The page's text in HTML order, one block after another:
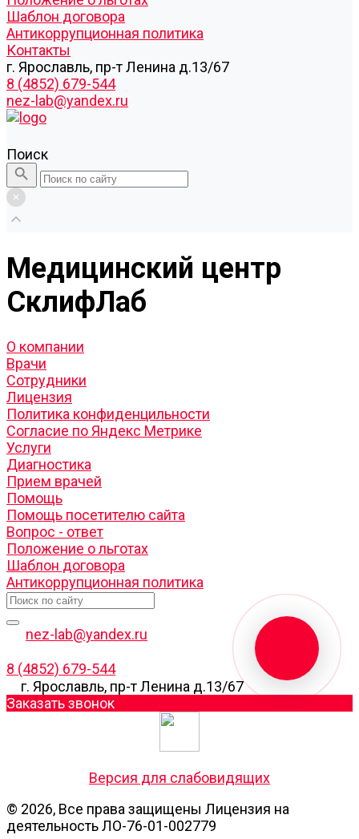
Шаблон договора
Антикоррупционная политика
Контакты
г. Ярославль, пр-т Ленина д.13/67
8 (4852) 679-544
nez-lab@yandex.ru
Поиск
Медицинский центр
СклифЛаб
О компании
Врачи
Сотрудники
Лицензия
Политика конфиденцильности
Согласие по Яндекс Метрике
Услуги
Диагностика
Прием врачей
Помощь
Помощь посетителю сайта
Вопрос - ответ
Положение о льготах
Шаблон договора
Антикоррупционная политика
nez-lab@yandex.ru
8 (4852) 679-544
г. Ярославль, пр-т Ленина д.13/67
Заказать звонок
Версия для слабовидящих
© 2026, Все права защищены Лицензия на
деятельность ЛО-76-01-002779